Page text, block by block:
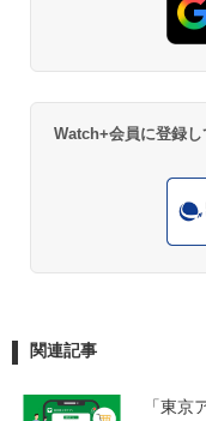
Watch+会員に登録
関連記事
「東